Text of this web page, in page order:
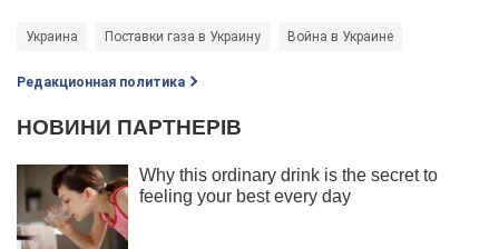
Украина Поставки газа в Украину Война в Украине
Редакционная политика